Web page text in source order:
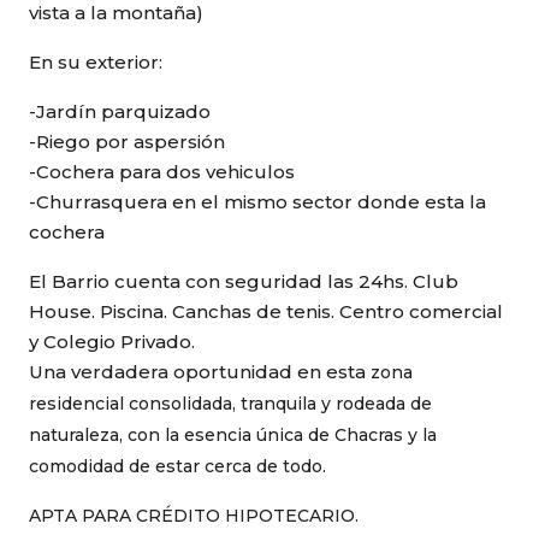
vista a la montaña)
En su exterior:
-Jardín parquizado
-Riego por aspersión
-Cochera para dos vehiculos
-Churrasquera en el mismo sector donde esta la
cochera
El Barrio cuenta con seguridad las 24hs. Club
House. Piscina. Canchas de tenis. Centro comercial
y Colegio Privado.
Una verdadera oportunidad en esta zona
residencial consolidada, tranquila y rodeada de
naturaleza, con la esencia única de Chacras y la
comodidad de estar cerca de todo.
APTA PARA CRÉDITO HIPOTECARIO.